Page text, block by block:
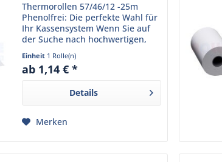
Thermorollen 57/46/12 -25m
Phenolfrei: Die perfekte Wahl für
Ihr Kassensystem Wenn Sie auf
der Suche nach hochwertigen,
umweltfreundlichen und
langlebigen Thermorollen für Ihr
Kassensystem sind, sind unsere
Einheit 1 Rolle(n)
ab 1,14 € *
Details
Merken